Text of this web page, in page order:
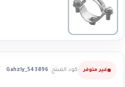
غير متوفر كود المنتج: Gahzly_543896